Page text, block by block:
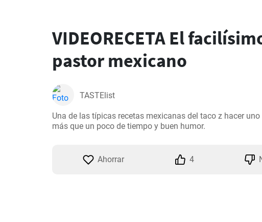
VIDEORECETA El
pastor mexicano
TASTElist
Una de las típicas recetas mexicanas del taco z hacer
más que un poco de tiempo y buen humor.
Ahorrar 4